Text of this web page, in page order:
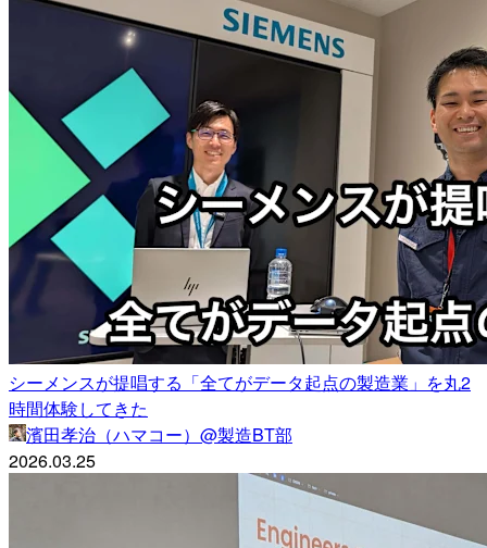
シーメンスが提唱する「全てがデータ起点の製造業」を丸2
時間体験してきた
濱田孝治（ハマコー）@製造BT部
2026.03.25